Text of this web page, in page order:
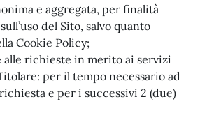
e aggregata, per finalità
del Sito, salvo quanto
Cookie Policy;
alle richieste in merito ai servizi
per il tempo necessario ad
e per i successivi 2 (due)